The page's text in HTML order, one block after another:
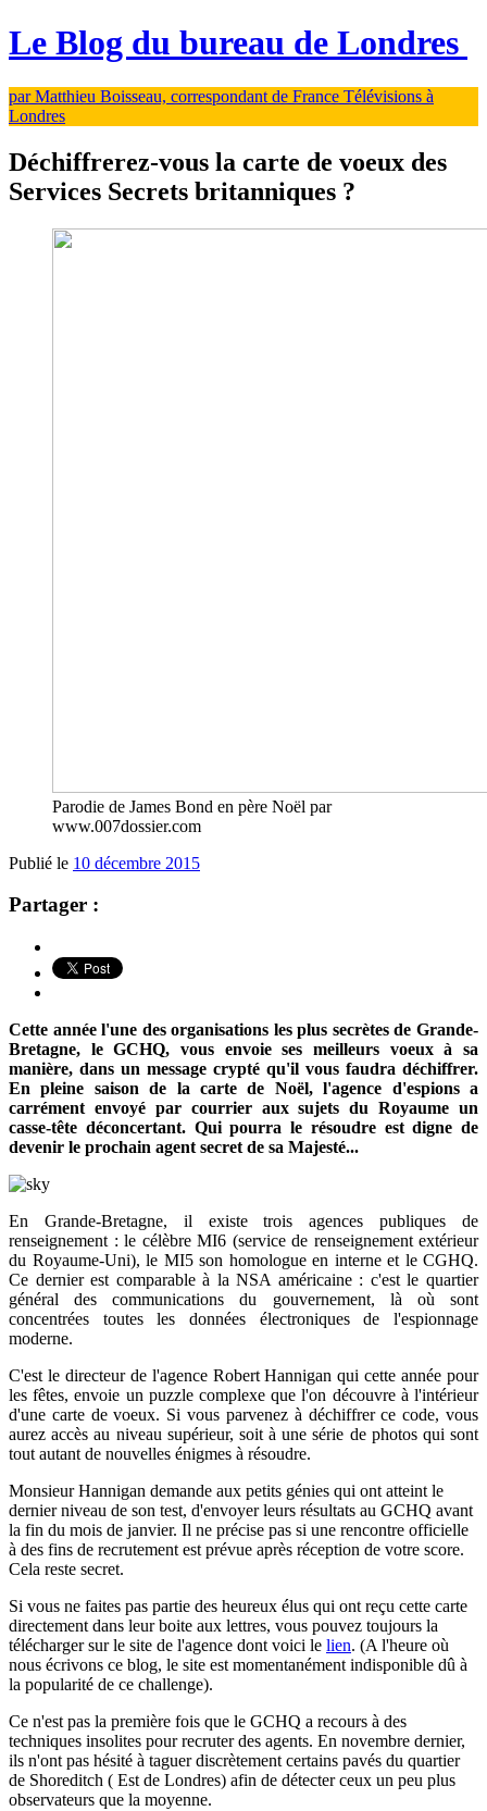
Le Blog du bureau de Londres
par Matthieu Boisseau, correspondant de France Télévisions à
Londres
Déchiffrerez-vous la carte de voeux des
Services Secrets britanniques ?
Parodie de James Bond en père Noël par
www.007dossier.com
Publié le 10 décembre 2015
Partager :
Cette année l'une des organisations les plus secrètes de Grande-
Bretagne, le GCHQ, vous envoie ses meilleurs voeux à sa
manière, dans un message crypté qu'il vous faudra déchiffrer.
En pleine saison de la carte de Noël, l'agence d'espions a
carrément envoyé par courrier aux sujets du Royaume un
casse-tête déconcertant. Qui pourra le résoudre est digne de
devenir le prochain agent secret de sa Majesté...
En Grande-Bretagne, il existe trois agences publiques de
renseignement : le célèbre MI6 (service de renseignement extérieur
du Royaume-Uni), le MI5 son homologue en interne et le CGHQ.
Ce dernier est comparable à la NSA américaine : c'est le quartier
général des communications du gouvernement, là où sont
concentrées toutes les données électroniques de l'espionnage
moderne.
C'est le directeur de l'agence Robert Hannigan qui cette année pour
les fêtes, envoie un puzzle complexe que l'on découvre à l'intérieur
d'une carte de voeux. Si vous parvenez à déchiffrer ce code, vous
aurez accès au niveau supérieur, soit à une série de photos qui sont
tout autant de nouvelles énigmes à résoudre.
Monsieur Hannigan demande aux petits génies qui ont atteint le
dernier niveau de son test, d'envoyer leurs résultats au GCHQ avant
la fin du mois de janvier. Il ne précise pas si une rencontre officielle
à des fins de recrutement est prévue après réception de votre score.
Cela reste secret.
Si vous ne faites pas partie des heureux élus qui ont reçu cette carte
directement dans leur boite aux lettres, vous pouvez toujours la
télécharger sur le site de l'agence dont voici le lien. (A l'heure où
nous écrivons ce blog, le site est momentanément indisponible dû à
la popularité de ce challenge).
Ce n'est pas la première fois que le GCHQ a recours à des
techniques insolites pour recruter des agents. En novembre dernier,
ils n'ont pas hésité à taguer discrètement certains pavés du quartier
de Shoreditch ( Est de Londres) afin de détecter ceux un peu plus
observateurs que la moyenne.